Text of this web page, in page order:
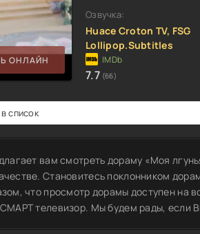
ОНЛАЙН
Озвучка:
Huace Croton TV, FSG
Lollipop.Subtitles
7.7 (66)
список
вам смотреть дораму «Моя
Становитесь поклонником
что просмотр дорамы доступен на
телевизор. Мы будем рады, если